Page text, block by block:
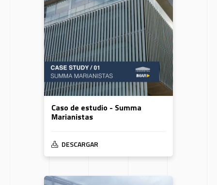
Caso de estudio - Summa
Marianistas
DESCARGAR